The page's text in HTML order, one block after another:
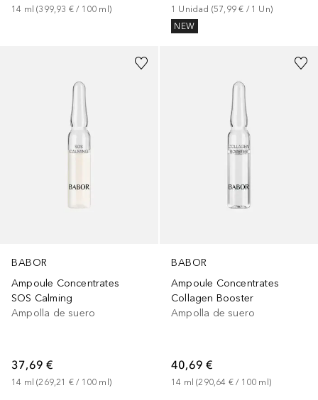
14 ml (399,93 € / 100 ml ) 1 Unidad (57,99 € / 1 Un)
NEW
BABOR
Ampoule Concentrates
SOS Calming
Ampolla de suero
37,69 €
14 ml (269,21 € / 100 ml )
BABOR
Ampoule Concentrates
Collagen Booster
Ampolla de suero
40,69 €
14 ml (290,64 € / 100 ml )